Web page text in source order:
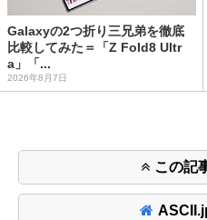
Galaxyの2つ折り三兄弟を徹底
比較してみた＝「Z Fold8 Ultr
a」「...
2026年8月7日
この記